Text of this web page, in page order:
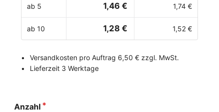
ab 5 1,46 € 1,74 €
ab 10 1,28 € 1,52 €
Versandkosten pro Auftrag 6,50 € zzgl. MwSt.
Lieferzeit 3 Werktage
Anzahl